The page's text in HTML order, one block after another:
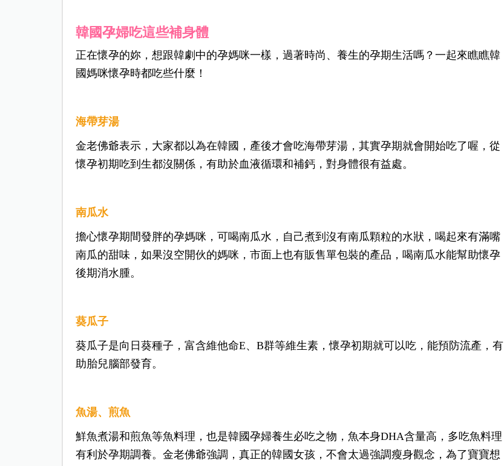
韓國孕婦吃這些補身體
正在懷孕的妳，想跟韓劇中的孕媽咪一樣，過著時尚、養生的孕期生活嗎？一起來瞧瞧韓
國媽咪懷孕時都吃些什麼！
海帶芽湯
金老佛爺表示，大家都以為在韓國，產後才會吃海帶芽湯，其實孕期就會開始吃了喔，從
懷孕初期吃到生都沒關係，有助於血液循環和補鈣，對身體很有益處。
南瓜水
擔心懷孕期間發胖的孕媽咪，可喝南瓜水，自己煮到沒有南瓜顆粒的水狀，喝起來有滿嘴
南瓜的甜味，如果沒空開伙的媽咪，市面上也有販售單包裝的產品，喝南瓜水能幫助懷孕
後期消水腫。
葵瓜子
葵瓜子是向日葵種子，富含維他命E、B群等維生素，懷孕初期就可以吃，能預防流產，有
助胎兒腦部發育。
魚湯、煎魚
鮮魚煮湯和煎魚等魚料理，也是韓國孕婦養生必吃之物，魚本身DHA含量高，多吃魚料理
有利於孕期調養。金老佛爺強調，真正的韓國女孩，不會太過強調瘦身觀念，為了寶寶想